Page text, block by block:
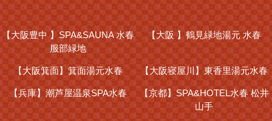
【大阪豊中 】SPA&SAUNA 水春
服部緑地
【大阪 】鶴見緑地湯元 水春
【大阪箕面】箕面湯元水春 【大阪寝屋川】東香里湯元水春
【兵庫】潮芦屋温泉SPA水春 【京都】SPA&HOTEL水春 松井
山手